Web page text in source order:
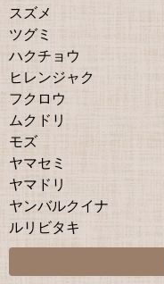
スズメ
ツグミ
ハクチョウ
ヒレンジャク
フクロウ
ムクドリ
モズ
ヤマセミ
ヤマドリ
ヤンバルクイナ
ルリビタキ